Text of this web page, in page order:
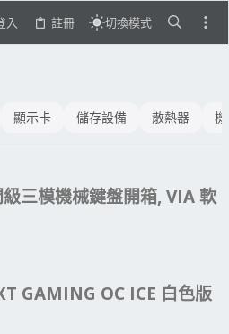
入 註冊 切換模式
顯示卡 儲存設備 散熱器
三模機械鍵盤開箱, VIA 軟
GAMING OC ICE 白色版